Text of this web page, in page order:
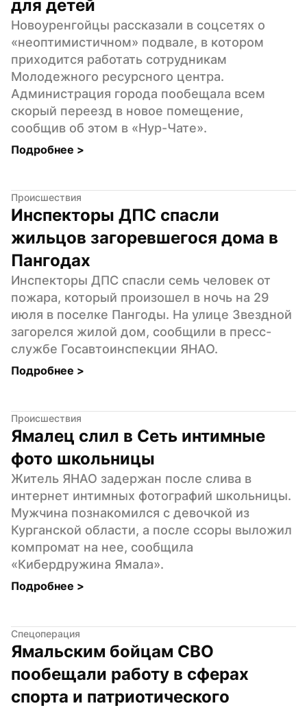
для детей
Новоуренгойцы рассказали в соцсетях о
«неоптимистичном» подвале, в котором
приходится работать сотрудникам
Молодежного ресурсного центра.
Администрация города пообещала всем
скорый переезд в новое помещение,
сообщив об этом в «Нур-Чате».
Подробнее >
Происшествия
Инспекторы ДПС спасли
жильцов загоревшегося дома в
Пангодах
Инспекторы ДПС спасли семь человек от
пожара, который произошел в ночь на 29
июля в поселке Пангоды. На улице Звездной
загорелся жилой дом, сообщили в пресс-
службе Госавтоинспекции ЯНАО.
Подробнее >
Происшествия
Ямалец слил в Сеть интимные
фото школьницы
Житель ЯНАО задержан после слива в
интернет интимных фотографий школьницы.
Мужчина познакомился с девочкой из
Курганской области, а после ссоры выложил
компромат на нее, сообщила
«Кибердружина Ямала».
Подробнее >
Спецоперация
Ямальским бойцам СВО
пообещали работу в сферах
спорта и патриотического